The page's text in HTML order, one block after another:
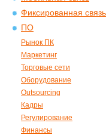
Фиксированная связь
ПО
Рынок ПК
Маркетинг
Торговые сети
Оборудование
Outsourcing
Кадры
Регулирование
Финансы